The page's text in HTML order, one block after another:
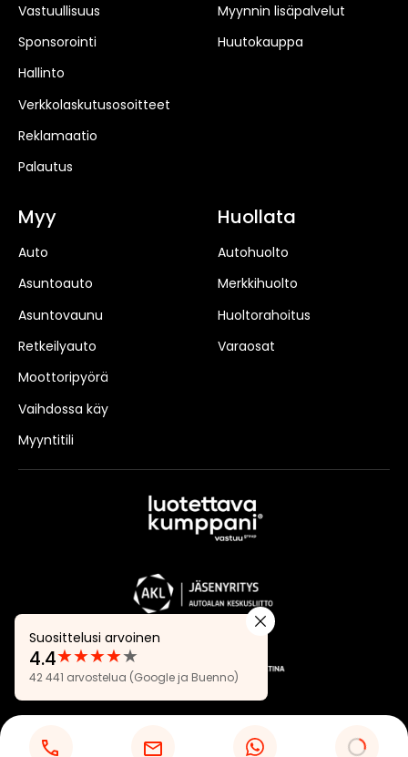
Suosittelusi arvoinen
Arvostelut:
4.4
★★★★★
4.4
42 441 arvostelua (Google ja Buenno)
Vastuullisuus
Sponsorointi
Hallinto
Verkkolaskutusosoitteet
Reklamaatio
Palautus
Myynnin lisäpalvelut
Huutokauppa
Myy
Auto
Asuntoauto
Asuntovaunu
Retkeilyauto
Moottoripyörä
Vaihdossa käy
Myyntitili
Huollata
Autohuolto
Merkkihuolto
Huoltorahoitus
Varaosat
Tietosuojaseloste Evästeasetukset